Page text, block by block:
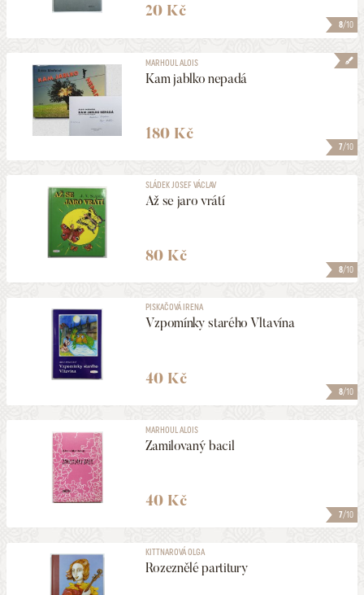
8/10
20 Kč
7/10
MARHOUL ALOIS
Kam jablko nepadá
180 Kč
8/10
SLÁDEK JOSEF VÁCLAV
Až se jaro vrátí
80 Kč
8/10
PISKAČOVÁ IRENA
Vzpomínky starého Vltavína
40 Kč
7/10
MARHOUL ALOIS
Zamilovaný bacil
40 Kč
KITTNAROVÁ OLGA
Rozeznělé partitury